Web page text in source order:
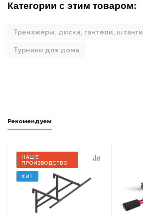
Категории с этим товаром:
Тренажеры, диски, гантели, штанги
Турники для дома
Рекомендуем
НАШЕ
ПРОИЗВОДСТВО
ХИТ